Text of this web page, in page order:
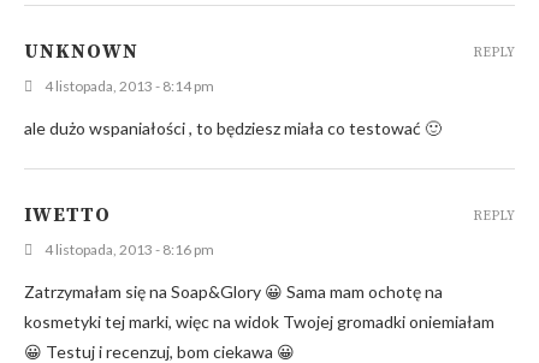
UNKNOWN
4 listopada, 2013 - 8:14 pm
ale dużo wspaniałości , to będziesz miała co testować 🙂
REPLY
IWETTO
4 listopada, 2013 - 8:16 pm
Zatrzymałam się na Soap&Glory 😀 Sama mam ochotę na
kosmetyki tej marki, więc na widok Twojej gromadki oniemiałam
😀 Testuj i recenzuj, bom ciekawa 😀
REPLY